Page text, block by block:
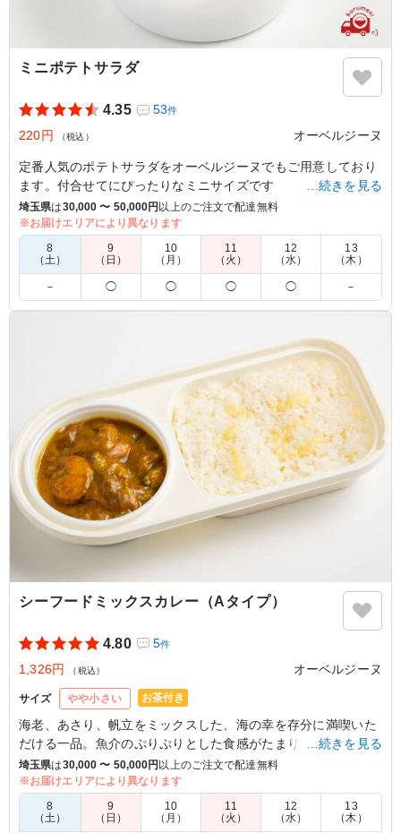
ミニポテトサラダ
4.35 53件
220円 （税込） オーベルジーヌ
定番人気のポテトサラダをオーベルジーヌでもご用意しており
ます。付合せてにぴったりなミニサイズです
5.0
最低配達料金に満たなかったので追加注文しました。メイ
ンのカレー弁当の方にごろっとしたじゃがいもが入ってい
るので、さらにポテサラだと芋すぎるかと思いましたが、
ポテサラも美味しいと評判でした。
2025/10/21
…続きを見る
埼玉県は30,000 〜 50,000円 以上のご注文で配達無料
※お届けエリアにより異なります
8
（土）
9
（日）
10
（月）
11
（火）
12
（水）
13
（木）
－ ◯ ◯ ◯ ◯ －
シーフードミックスカレー（Aタイプ）
4.80 5件
1,326円 （税込） オーベルジーヌ
サイズ やや小さい お茶付き
海老、あさり、帆立をミックスした、海の幸を存分に満喫いた
だける一品。魚介のぷりぷりとした食感がたまりません。うず
ら卵やマッシュルームも入った、具沢山の濃厚カレーをお愉し
みください。
※オプションにてスリーブケース(化粧箱)をご用意しておりま
…続きを見る
埼玉県は30,000 〜 50,000円以上のご注文で配達無料
※お届けエリアにより異なります
8
（土）
9
（日）
10
（月）
11
（火）
12
（水）
13
（木）